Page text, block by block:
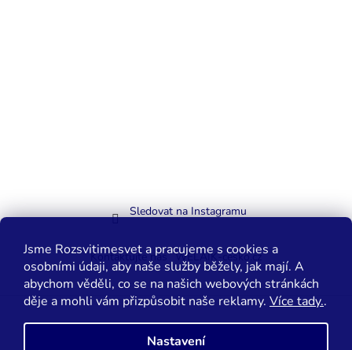
Jsme Rozsvitimesvet a pracujeme s cookies a
osobními údaji, aby naše služby běžely, jak mají. A
abychom věděli, co se na našich webových stránkách
děje a mohli vám přizpůsobit naše reklamy. Více tady..
Nastavení
Sledovat na Instagramu
Kontaktujte nás WELAIK-cesko.cz
Vytvořil Shoptet